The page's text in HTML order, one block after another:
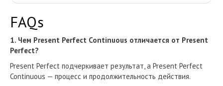
FAQs
1. Чем Present Perfect Continuous отличается от Present
Perfect?
Present Perfect подчеркивает результат, а Present Perfect
Continuous — процесс и продолжительность действия.